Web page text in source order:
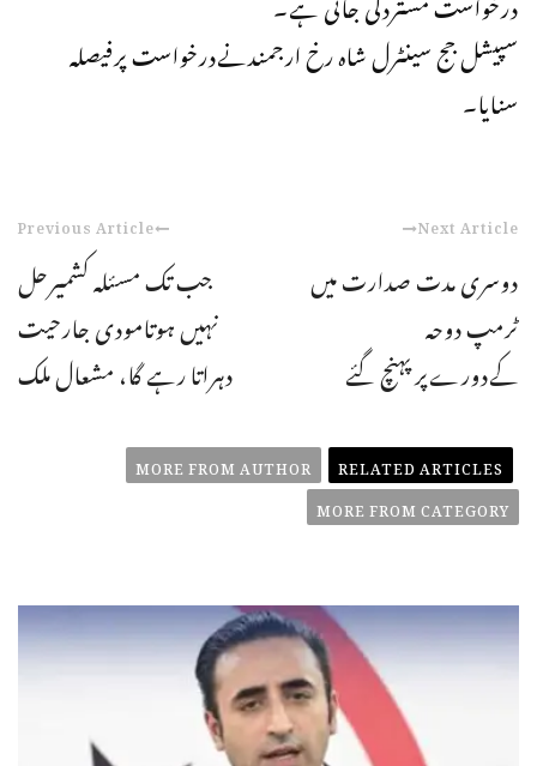
سپیشل جج سینٹرل شاہ رخ ارجمندنےدرخواست پرفیصلہ
سنایا۔
Previous Article
جب تک مسئلہ کشمیرحل
نہیں ہوتامودی جارحیت
دہراتا رہے گا، مشعال ملک
Next Article
دوسری مدت صدارت میں
ٹرمپ دوحہ
کےدورےپرپہنچ گئے
RELATED ARTICLES
MORE FROM AUTHOR
MORE FROM CATEGORY